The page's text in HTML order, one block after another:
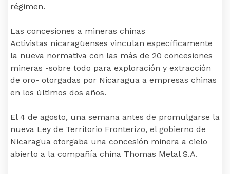
régimen.
Las concesiones a mineras chinas
Activistas nicaragüenses vinculan específicamente
la nueva normativa con las más de 20 concesiones
mineras -sobre todo para exploración y extracción
de oro- otorgadas por Nicaragua a empresas chinas
en los últimos dos años.
El 4 de agosto, una semana antes de promulgarse la
nueva Ley de Territorio Fronterizo, el gobierno de
Nicaragua otorgaba una concesión minera a cielo
abierto a la compañía china Thomas Metal S.A.